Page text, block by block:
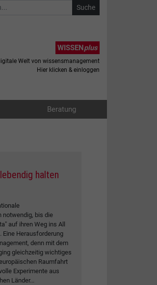
WISSENplus
Welt von wissensmanagement
Hier klicken & einloggen
Beratung
halten
notwendig, bis die
auf ihren Weg ins All
Herausforderung
denn mit dem
gleichzeitig wichtiges
Raumfahrt
Experimente aus
Länder...